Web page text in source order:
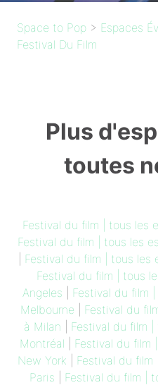
Space to Pop > Espaces
Festival Du Film
Plus
toutes
Festival du film | tous les
Festival du film | tous les
Festival du film | tous les
Festival du film | tous
Angeles
Festival du film
Melbourne
Festival du
à Milan
Festival du film
Montréal
Festival du film
New York
Festival du film
Paris
Festival du film |